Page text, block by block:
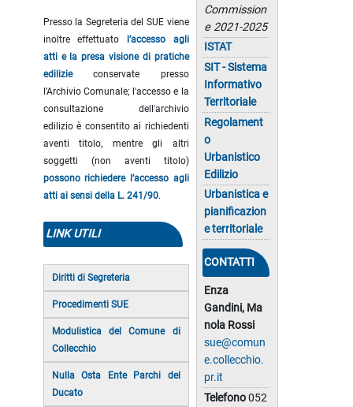
Presso la Segreteria del SUE viene
inoltre effettuato
l’accesso agli
atti e la presa visione di pratiche
edilizieconservate presso
l’Archivio Comunale; l'accesso e la
consultazione dell'archivio
edilizio è consentito ai richiedenti
aventi titolo, mentre gli altri
soggetti (non aventi titolo)
possono richiedere l’accesso agli
atti ai sensi della L. 241/90.
LINK UTILI
Diritti di Segreteria
Procedimenti SUE
Modulistica del Comune di
Collecchio
Nulla Osta Ente Parchi del
Ducato
Commission
e 2021-2025
ISTAT
SIT - Sistema
Informativo
Territoriale
Regolament
o
Urbanistico
Edilizio
Urbanistica e
pianificazion
e territoriale
CONTATTI
Enza
Gandini, Ma
nola Rossi
sue@comun
e.collecchio.
pr.it
Telefono052